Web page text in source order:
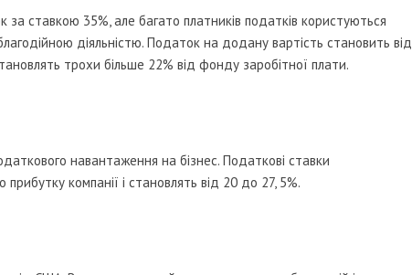
за ставкою 35%, але багато платників податків користуються
діяльністю. Податок на додану вартість становить від
трохи більше 22% від фонду заробітної плати.
навантаження на бізнес. Податкові ставки
компанії і становлять від 20 до 27, 5%.